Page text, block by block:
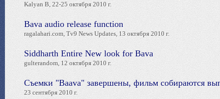
Kalyan B, 22-25 октября 2010 г.
Bava audio release function
ragalahari.com, Tv9 News Updates, 13 октября 2010 г.
Siddharth Entire New look for Bava
gulterandom, 12 октября 2010 г.
Съемки "Baava" завершены, фильм собираются
23 сентября 2010 г.